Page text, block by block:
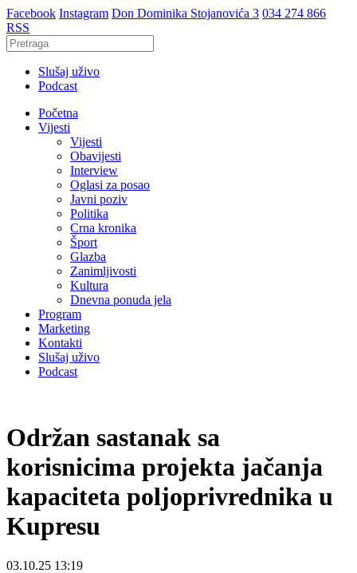
Facebook Instagram Don Dominika Stojanovića 3 034 274 866
RSS
Slušaj uživo
Podcast
Početna
Vijesti
Vijesti
Obavijesti
Interview
Oglasi za posao
Javni poziv
Politika
Crna kronika
Šport
Glazba
Zanimljivosti
Kultura
Dnevna ponuda jela
Program
Marketing
Kontakti
Slušaj uživo
Podcast
Održan sastanak sa
korisnicima projekta jačanja
kapaciteta poljoprivrednika u
Kupresu
03.10.25 13:19